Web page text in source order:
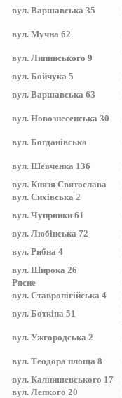
вул. Варшавська 35
вул. Мучна 62
вул. Липинського 9
вул. Бойчука 5
вул. Варшавська 63
вул. Новознесенська 30
вул. Богданівська
вул. Шевченка 136
вул. Князя Святослава
вул. Сихівська 2
вул. Чупринки 61
вул. Любінська 72
вул. Рибна 4
вул. Широка 26
Рясне
вул. Ставропігійська 4
вул. Боткіна 51
вул. Ужгородська 2
вул. Теодора площа 8
вул. Калнишевського 17
вул. Лепкого 20